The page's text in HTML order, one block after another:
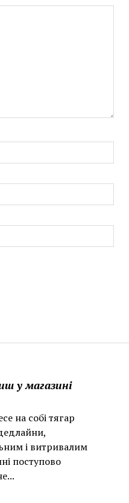
у магазині
на собі тягар
і витривалим
поступово